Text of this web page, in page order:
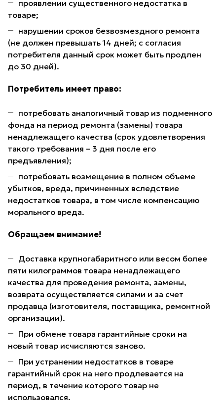
проявлении существенного недостатка в
товаре;
нарушении сроков безвозмездного ремонта
(не должен превышать 14 дней; с согласия
потребителя данный срок может быть продлен
до 30 дней).
Потребитель имеет право:
потребовать аналогичный товар из подменного
фонда на период ремонта (замены) товара
ненадлежащего качества (срок удовлетворения
такого требования – 3 дня после его
предъявления);
потребовать возмещение в полном объеме
убытков, вреда, причиненных вследствие
недостатков товара, в том числе компенсацию
морального вреда.
Обращаем внимание!
Доставка крупногабаритного или весом более
пяти килограммов товара ненадлежащего
качества для проведения ремонта, замены,
возврата осуществляется силами и за счет
продавца (изготовителя, поставщика, ремонтной
организации).
При обмене товара гарантийные сроки на
новый товар исчисляются заново.
При устранении недостатков в товаре
гарантийный срок на него продлевается на
период, в течение которого товар не
использовался.